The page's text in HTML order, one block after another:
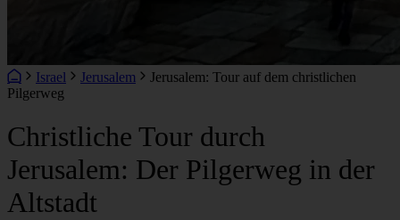
Israel Jerusalem
Jerusalem: Tour auf dem christlichen
Pilgerweg
Christliche Tour durch
Jerusalem: Der Pilgerweg in der
Altstadt